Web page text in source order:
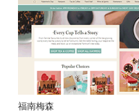
福南梅森